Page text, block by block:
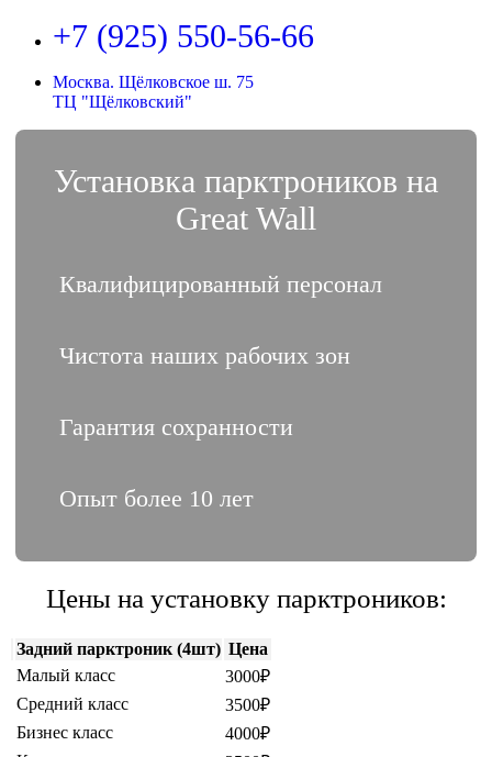
+7 (925) 550-56-66
Москва. Щёлковское ш. 75
ТЦ "Щёлковский"
Установка парктроников на
Great Wall
Квалифицированный персонал
Чистота наших рабочих зон
Гарантия сохранности
Опыт более 10 лет
Цены на установку парктроников:
Задний парктроник (4шт) Цена
Малый класс
3000₽
Средний класс
3500₽
Бизнес класс
4000₽